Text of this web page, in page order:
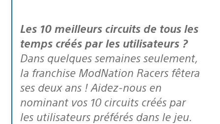
Les 10 meilleurs circuits de tous les
temps créés par les utilisateurs ?
Dans quelques semaines seulement,
la franchise ModNation Racers fêtera
ses deux ans ! Aidez-nous en
nominant vos 10 circuits créés par
les utilisateurs préférés dans le jeu.